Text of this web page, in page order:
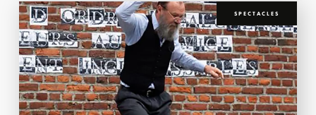
SPECTACLES